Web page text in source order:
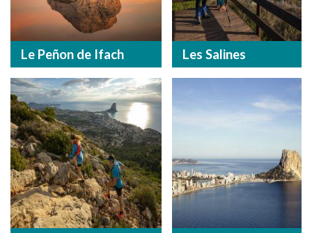
Le Peñon de Ifach Les Salines